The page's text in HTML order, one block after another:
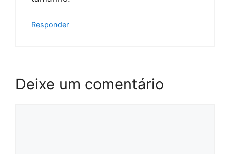
Responder
Deixe um comentário